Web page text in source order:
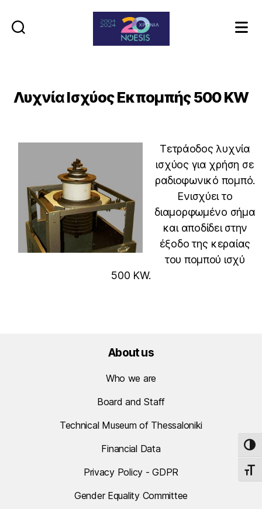
Λυχνία Ισχύος Εκπομπής 500 KW
Τετράοδος λυχνία
ισχύος για χρήση σε
ραδιοφωνικό πομπό.
Ενισχύει το
διαμορφωμένο σήμα
και αποδίδει στην
έξοδο της κεραίας
του πομπού ισχύ
500 KW.
About us
Who we are
Board and Staff
Technical Museum of Thessaloniki
Financial Data
Privacy Policy - GDPR
Gender Equality Committee